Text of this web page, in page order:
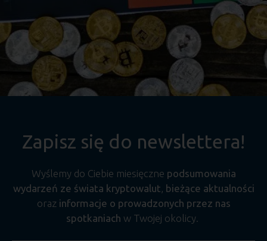
Zapisz się do newslettera!
Wyślemy do Ciebie miesięczne podsumowania
wydarzeń ze świata kryptowalut, bieżące aktualności
oraz informacje o prowadzonych przez nas
spotkaniach w Twojej okolicy.